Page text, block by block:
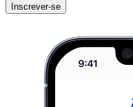
Inscrever-se